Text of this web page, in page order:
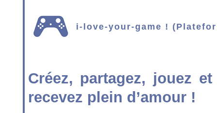
i-love-your-game !
Créez, partagez, jouez
recevez plein d’amour !